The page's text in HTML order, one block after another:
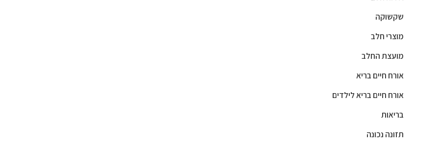
שקשוקה
מוצרי חלב
מועצת החלב
אורח חיים בריא
אורח חיים בריא לילדים
בריאות
תזונה נכונה